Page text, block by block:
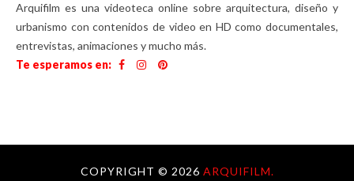
Arquifilm es una videoteca online sobre arquitectura, diseño y
urbanismo con contenidos de video en HD como documentales,
entrevistas, animaciones y mucho más.
Te esperamos en:
COPYRIGHT © 2026 ARQUIFILM.